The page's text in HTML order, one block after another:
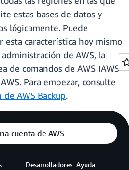
estas bases de datos y
lógicamente. Puede
esta característica hoy mismo
de AWS, la
de comandos de AWS (AWS
Para empezar, consulte
AWS Backup.
cuenta de AWS
Desarrolladores Ayuda